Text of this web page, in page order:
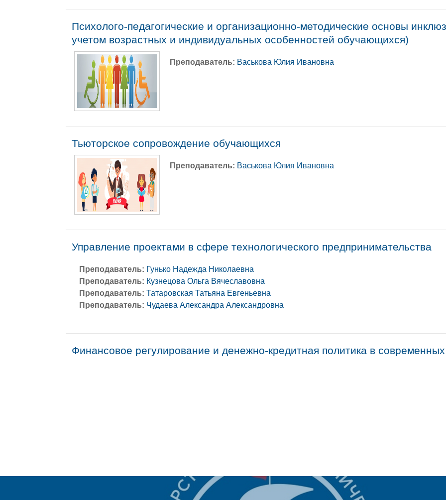
Психолого-педагогические и организационно-методические основы
учетом возрастных и индивидуальных особенностей обучающихся)
Преподаватель: Васькова Юлия Ивановна
Тьюторское сопровождение обучающихся
Преподаватель: Васькова Юлия Ивановна
Управление проектами в сфере технологического предпринимательства
Преподаватель: Гунько Надежда Николаевна
Преподаватель: Кузнецова Ольга Вячеславовна
Преподаватель: Татаровская Татьяна Евгеньевна
Преподаватель: Чудаева Александра Александровна
Финансовое регулирование и денежно-кредитная политика в